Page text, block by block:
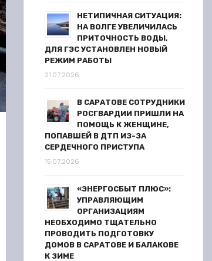
НЕТИПИЧНАЯ СИТУАЦИЯ:
НА ВОЛГЕ УВЕЛИЧИЛАСЬ
ПРИТОЧНОСТЬ ВОДЫ,
ДЛЯ ГЭС УСТАНОВЛЕН НОВЫЙ
РЕЖИМ РАБОТЫ
21.07.2026
В САРАТОВЕ СОТРУДНИКИ
РОСГВАРДИИ ПРИШЛИ НА
ПОМОЩЬ К ЖЕНЩИНЕ,
ПОПАВШЕЙ В ДТП ИЗ-ЗА
СЕРДЕЧНОГО ПРИСТУПА
15.07.2026
«ЭНЕРГОСБЫТ ПЛЮС»:
УПРАВЛЯЮЩИМ
ОРГАНИЗАЦИЯМ
НЕОБХОДИМО ТЩАТЕЛЬНО
ПРОВОДИТЬ ПОДГОТОВКУ
ДОМОВ В САРАТОВЕ И БАЛАКОВЕ
К ЗИМЕ